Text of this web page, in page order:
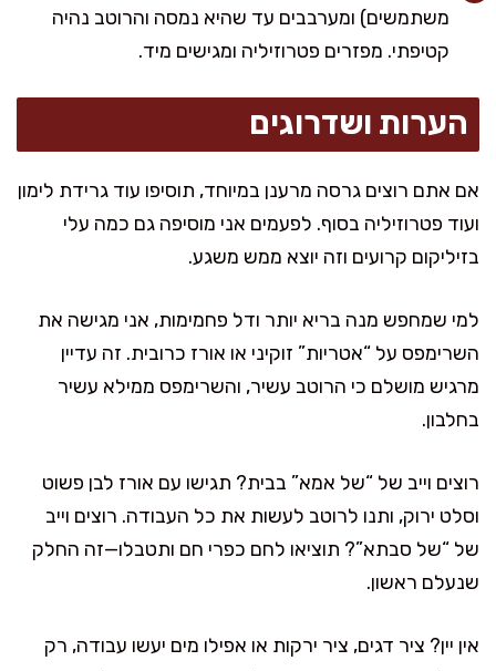
משתמשים) ומערבבים עד שהיא נמסה והרוטב נהיה
קטיפתי. מפזרים פטרוזיליה ומגישים מיד.
הערות ושדרוגים
אם אתם רוצים גרסה מרענן במיוחד, תוסיפו עוד גרידת לימון
ועוד פטרוזיליה בסוף. לפעמים אני מוסיפה גם כמה עלי
בזיליקום קרועים וזה יוצא ממש משגע.
למי שמחפש מנה בריא יותר ודל פחמימות, אני מגישה את
השרימפס על “אטריות” זוקיני או אורז כרובית. זה עדיין
מרגיש מושלם כי הרוטב עשיר, והשרימפס ממילא עשיר
בחלבון.
רוצים וייב של “של אמא” בבית? תגישו עם אורז לבן פשוט
וסלט ירוק, ותנו לרוטב לעשות את כל העבודה. רוצים וייב
של “של סבתא”? תוציאו לחם כפרי חם ותטבלו—זה החלק
שנעלם ראשון.
אין יין? ציר דגים, ציר ירקות או אפילו מים יעשו עבודה, רק